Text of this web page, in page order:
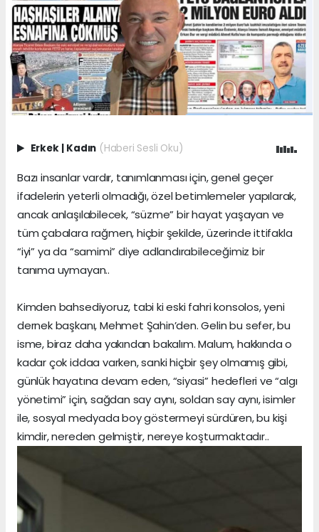
Erkek Kadın (Haberi Sesli Oku)
Bazı insanlar vardır, tanımlanması için, genel geçer
ifadelerin yeterli olmadığı, özel betimlemeler yapılarak,
ancak anlaşılabilecek, “süzme” bir hayat yaşayan ve
tüm çabalara rağmen, hiçbir şekilde, üzerinde ittifakla
“iyi” ya da “samimi” diye adlandırabileceğimiz bir
tanıma uymayan..
Kimden bahsediyoruz, tabi ki eski fahri konsolos, yeni
dernek başkanı, Mehmet Şahin’den. Gelin bu sefer, bu
isme, biraz daha yakından bakalım. Malum, hakkında o
kadar çok iddaa varken, sanki hiçbir şey olmamış gibi,
günlük hayatına devam eden, “siyasi” hedefleri ve “algı
yönetimi” için, sağdan say aynı, soldan say aynı, isimler
ile, sosyal medyada boy göstermeyi sürdüren, bu kişi
kimdir, nereden gelmiştir, nereye koşturmaktadır..